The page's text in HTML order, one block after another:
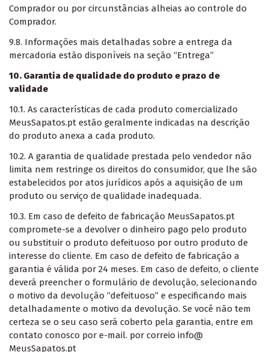
Comprador ou por circunstâncias alheias ao controle do
Comprador.
9.8. Informações mais detalhadas sobre a entrega da
mercadoria estão disponíveis na seção “Entrega”
10. Garantia de qualidade do produto e prazo de
validade
10.1. As características de cada produto comercializado
MeusSapatos.pt estão geralmente indicadas na descrição
do produto anexa a cada produto.
10.2. A garantia de qualidade prestada pelo vendedor não
limita nem restringe os direitos do consumidor, que lhe são
estabelecidos por atos jurídicos após a aquisição de um
produto ou serviço de qualidade inadequada.
10.3. Em caso de defeito de fabricação MeusSapatos.pt
compromete-se a devolver o dinheiro pago pelo produto
ou substituir o produto defeituoso por outro produto de
interesse do cliente. Em caso de defeito de fabricação a
garantia é válida por 24 meses. Em caso de defeito, o cliente
deverá preencher o formulário de devolução, selecionando
o motivo da devolução “defeituoso” e especificando mais
detalhadamente o motivo da devolução. Se você não tem
certeza se o seu caso será coberto pela garantia, entre em
contato conosco por e-mail. por correio info@
MeusSapatos.pt